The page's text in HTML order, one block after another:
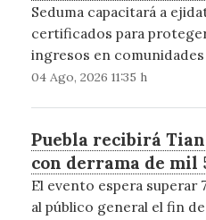
Seduma capacitará a
certificados para
ingresos en
04 Ago, 2026 11:35 h
Puebla recibirá
con derrama de mil
El evento espera superar
al público general el fin